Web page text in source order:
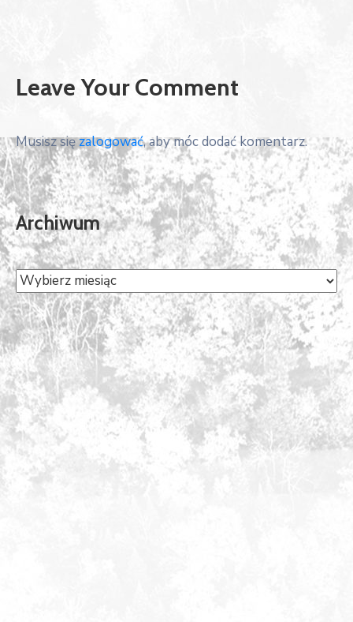
Leave Your Comment
Musisz sięzalogować, aby móc dodać komentarz.
Archiwum